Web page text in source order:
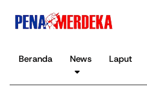
Beranda News Laput